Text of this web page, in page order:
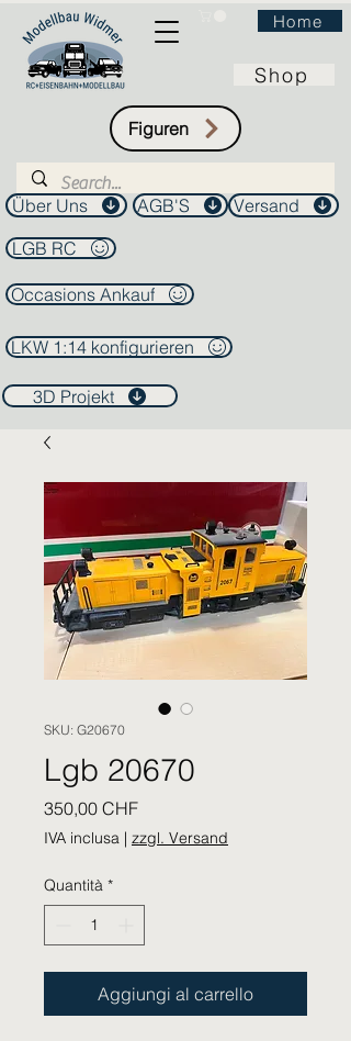
Home
Shop
Figuren
Über Uns AGB'S
Versand
LGB RC
Occasions Ankauf
LKW 1:14 konfigurieren
3D Projekt
SKU: G20670
Lgb 20670
350,00 CHFPrezzo
IVA inclusa | zzgl. Versand
Quantità *
Aggiungi al carrello